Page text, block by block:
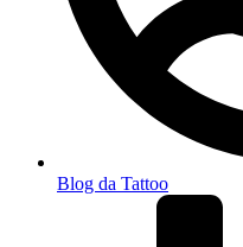
Blog da Tattoo